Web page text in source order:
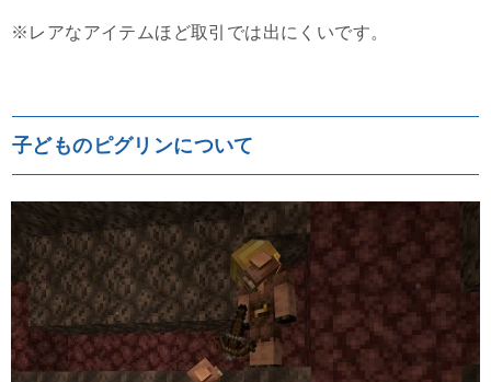
※レアなアイテムほど取引では出にくいです。
子どものピグリンについて